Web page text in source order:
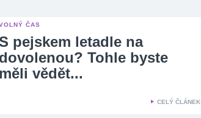
ČAS
S pejskem letadle na
dovolenou? Tohle byste
měli vědět...
CELÝ ČLÁNEK